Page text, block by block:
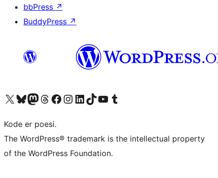
bbPress ↗
BuddyPress ↗
Besøg vores X (tidligere Twitter) konto
Besøg vores Bluesky-konto
Besøg vores Mastodon konto
Besøg vores Threads-konto
Besøg vores Facebook sideBesøg vores Instagram konto
Besøg vores LinkedIn konto
Besøg vores TikTok-konto
Besøg vores YouTube-kanalBesøg vores Tumblr-konto
Kode er poesi.
The WordPress® trademark is the intellectual property
of the WordPress Foundation.